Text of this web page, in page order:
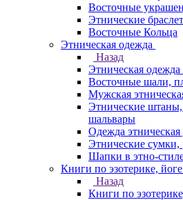
Восточные
Этнические
Восточные Кольца
Этническая одежда
Назад
Этническая одежда
Восточные шали,
Мужская
Этнические
шальвары
Одежда этническая
Этнические
Шапки в этно-
Книги по эзотерике,
Назад
Книги по